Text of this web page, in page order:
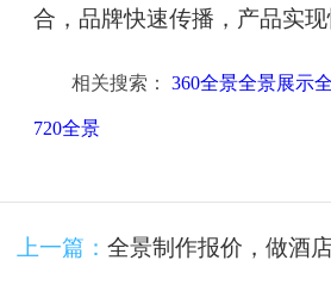
合，品牌快速传播，产品实现
相关搜索： 360全景全景展示
720全景
上一篇： 全景制作报价，做酒